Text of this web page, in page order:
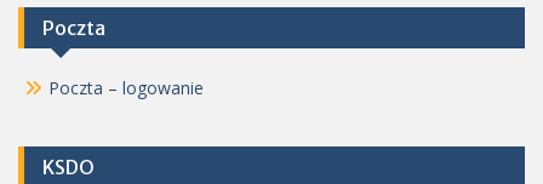
Poczta
Poczta – logowanie
KSDO